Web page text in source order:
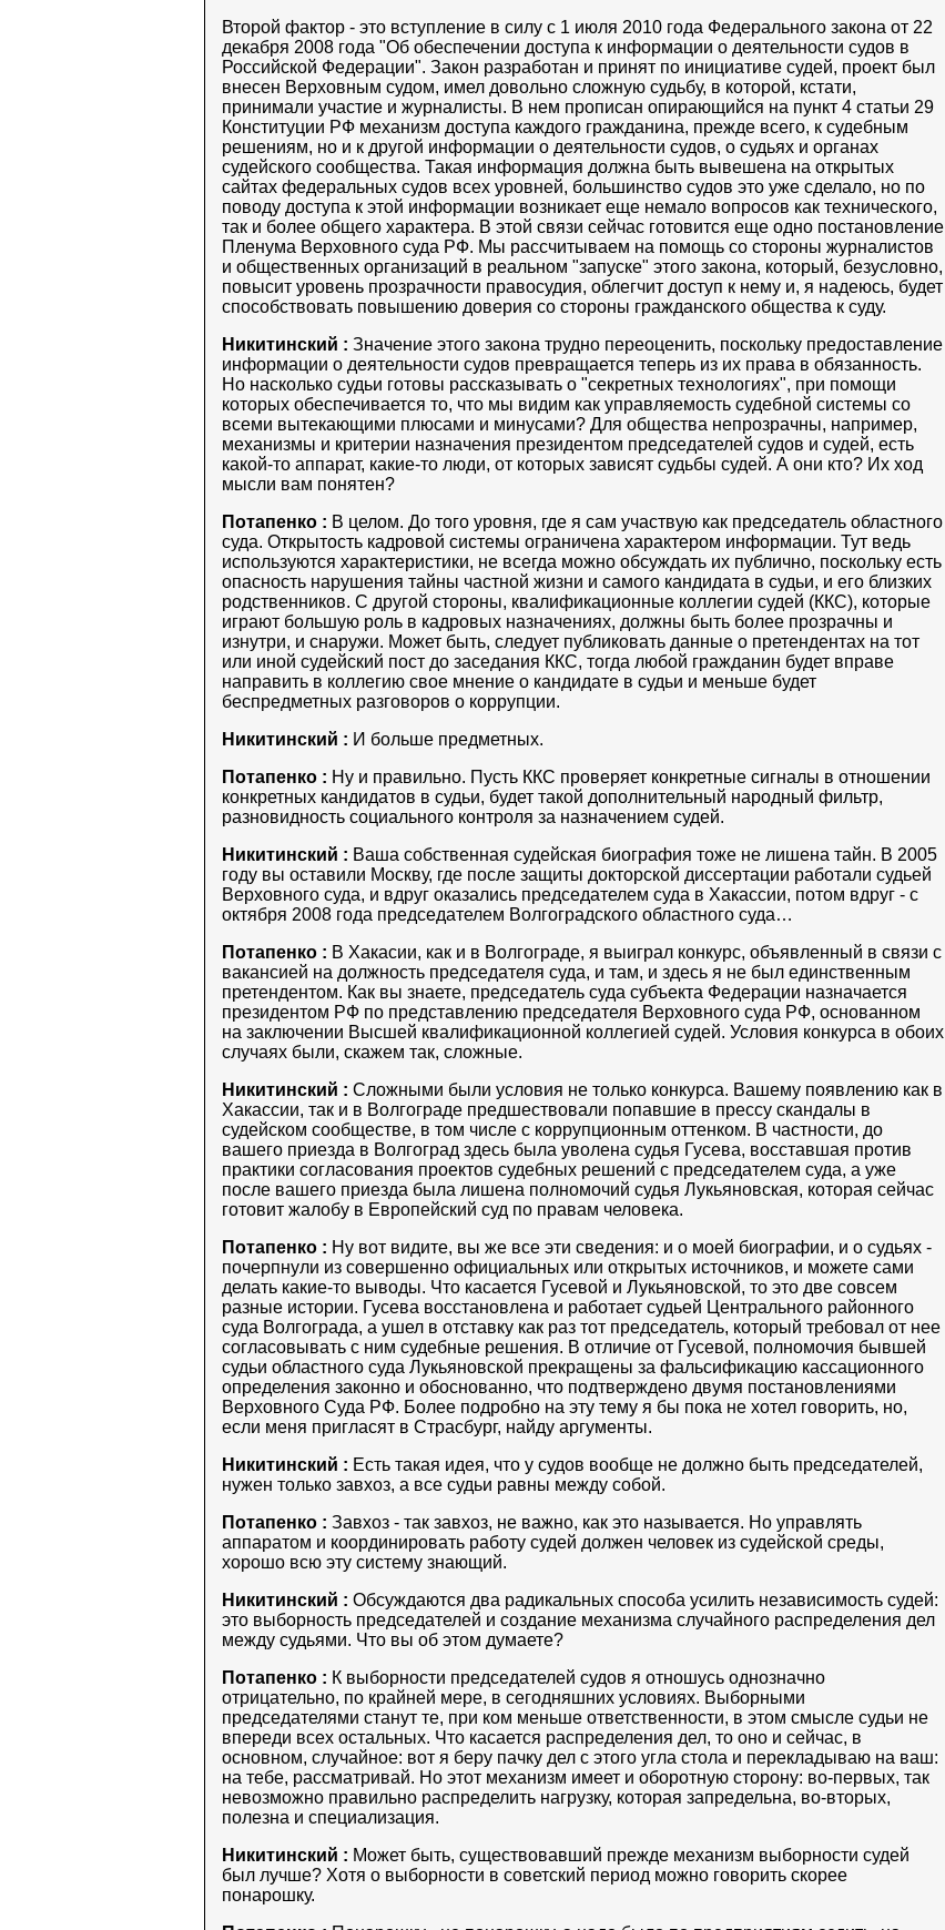
Второй фактор - это вступление в силу с 1 июля 2010 года Федерального закона от 22
декабря 2008 года "Об обеспечении доступа к информации о деятельности судов в
Российской Федерации". Закон разработан и принят по инициативе судей, проект был
внесен Верховным судом, имел довольно сложную судьбу, в которой, кстати,
принимали участие и журналисты. В нем прописан опирающийся на пункт 4 статьи 29
Конституции РФ механизм доступа каждого гражданина, прежде всего, к судебным
решениям, но и к другой информации о деятельности судов, о судьях и органах
судейского сообщества. Такая информация должна быть вывешена на открытых
сайтах федеральных судов всех уровней, большинство судов это уже сделало, но по
поводу доступа к этой информации возникает еще немало вопросов как технического,
так и более общего характера. В этой связи сейчас готовится еще одно постановление
Пленума Верховного суда РФ. Мы рассчитываем на помощь со стороны журналистов
и общественных организаций в реальном "запуске" этого закона, который, безусловно,
повысит уровень прозрачности правосудия, облегчит доступ к нему и, я надеюсь, будет
способствовать повышению доверия со стороны гражданского общества к суду.
Никитинский : Значение этого закона трудно переоценить, поскольку предоставление
информации о деятельности судов превращается теперь из их права в обязанность.
Но насколько судьи готовы рассказывать о "секретных технологиях", при помощи
которых обеспечивается то, что мы видим как управляемость судебной системы со
всеми вытекающими плюсами и минусами? Для общества непрозрачны, например,
механизмы и критерии назначения президентом председателей судов и судей, есть
какой-то аппарат, какие-то люди, от которых зависят судьбы судей. А они кто? Их ход
мысли вам понятен?
Потапенко : В целом. До того уровня, где я сам участвую как председатель областного
суда. Открытость кадровой системы ограничена характером информации. Тут ведь
используются характеристики, не всегда можно обсуждать их публично, поскольку есть
опасность нарушения тайны частной жизни и самого кандидата в судьи, и его близких
родственников. С другой стороны, квалификационные коллегии судей (ККС), которые
играют большую роль в кадровых назначениях, должны быть более прозрачны и
изнутри, и снаружи. Может быть, следует публиковать данные о претендентах на тот
или иной судейский пост до заседания ККС, тогда любой гражданин будет вправе
направить в коллегию свое мнение о кандидате в судьи и меньше будет
беспредметных разговоров о коррупции.
Никитинский : И больше предметных.
Потапенко : Ну и правильно. Пусть ККС проверяет конкретные сигналы в отношении
конкретных кандидатов в судьи, будет такой дополнительный народный фильтр,
разновидность социального контроля за назначением судей.
Никитинский : Ваша собственная судейская биография тоже не лишена тайн. В 2005
году вы оставили Москву, где после защиты докторской диссертации работали судьей
Верховного суда, и вдруг оказались председателем суда в Хакассии, потом вдруг - с
октября 2008 года председателем Волгоградского областного суда…
Потапенко : В Хакасии, как и в Волгограде, я выиграл конкурс, объявленный в связи с
вакансией на должность председателя суда, и там, и здесь я не был единственным
претендентом. Как вы знаете, председатель суда субъекта Федерации назначается
президентом РФ по представлению председателя Верховного суда РФ, основанном
на заключении Высшей квалификационной коллегией судей. Условия конкурса в обоих
случаях были, скажем так, сложные.
Никитинский : Сложными были условия не только конкурса. Вашему появлению как в
Хакассии, так и в Волгограде предшествовали попавшие в прессу скандалы в
судейском сообществе, в том числе с коррупционным оттенком. В частности, до
вашего приезда в Волгоград здесь была уволена судья Гусева, восставшая против
практики согласования проектов судебных решений с председателем суда, а уже
после вашего приезда была лишена полномочий судья Лукьяновская, которая сейчас
готовит жалобу в Европейский суд по правам человека.
Потапенко : Ну вот видите, вы же все эти сведения: и о моей биографии, и о судьях -
почерпнули из совершенно официальных или открытых источников, и можете сами
делать какие-то выводы. Что касается Гусевой и Лукьяновской, то это две совсем
разные истории. Гусева восстановлена и работает судьей Центрального районного
суда Волгограда, а ушел в отставку как раз тот председатель, который требовал от нее
согласовывать с ним судебные решения. В отличие от Гусевой, полномочия бывшей
судьи областного суда Лукьяновской прекращены за фальсификацию кассационного
определения законно и обоснованно, что подтверждено двумя постановлениями
Верховного Суда РФ. Более подробно на эту тему я бы пока не хотел говорить, но,
если меня пригласят в Страсбург, найду аргументы.
Никитинский : Есть такая идея, что у судов вообще не должно быть председателей,
нужен только завхоз, а все судьи равны между собой.
Потапенко : Завхоз - так завхоз, не важно, как это называется. Но управлять
аппаратом и координировать работу судей должен человек из судейской среды,
хорошо всю эту систему знающий.
Никитинский : Обсуждаются два радикальных способа усилить независимость судей:
это выборность председателей и создание механизма случайного распределения дел
между судьями. Что вы об этом думаете?
Потапенко : К выборности председателей судов я отношусь однозначно
отрицательно, по крайней мере, в сегодняшних условиях. Выборными
председателями станут те, при ком меньше ответственности, в этом смысле судьи не
впереди всех остальных. Что касается распределения дел, то оно и сейчас, в
основном, случайное: вот я беру пачку дел с этого угла стола и перекладываю на ваш:
на тебе, рассматривай. Но этот механизм имеет и оборотную сторону: во-первых, так
невозможно правильно распределить нагрузку, которая запредельна, во-вторых,
полезна и специализация.
Никитинский : Может быть, существовавший прежде механизм выборности судей
был лучше? Хотя о выборности в советский период можно говорить скорее
понарошку.